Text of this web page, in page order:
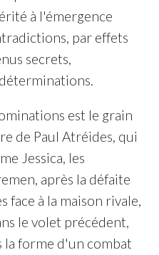
à l'émergence
par effets
secrets,
est le grain
de Paul Atréides, qui
Jessica, les
après la défaite
face à la maison rivale,
le volet précédent,
la forme d'un combat